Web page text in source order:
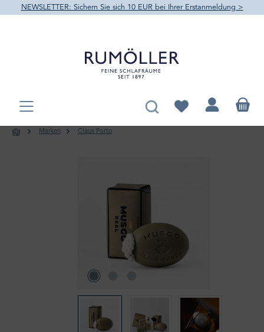
springen
NEWSLETTER: Sichern Sie sich 10 EUR bei Ihrer Erstanmeldung >
Du hast 0 Produkte
Marken Claus Porto